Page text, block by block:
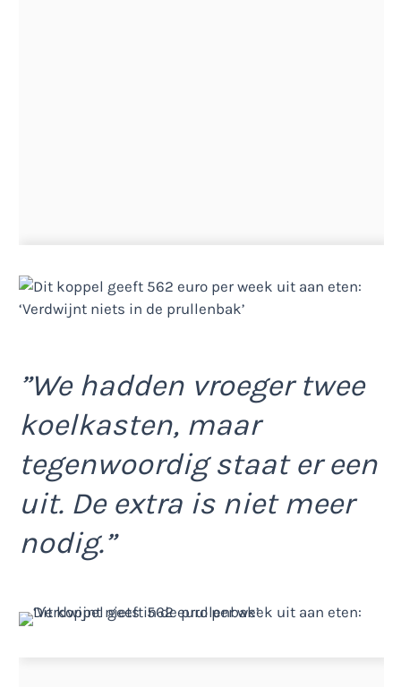
”We hadden vroeger twee
koelkasten, maar
tegenwoordig staat er een
uit. De extra is niet meer
nodig.”